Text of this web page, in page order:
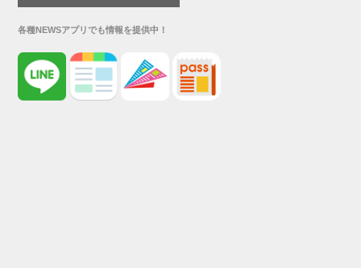
各種NEWSアプリでも情報を提供中！